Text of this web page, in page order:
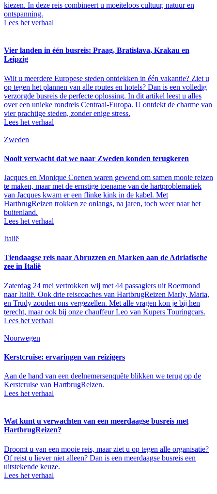
kiezen. In deze reis combineert u moeiteloos cultuur, natuur en
ontspanning.
Lees het verhaal
Vier landen in één busreis: Praag, Bratislava, Krakau en
Leipzig
Wilt u meerdere Europese steden ontdekken in één vakantie? Ziet u
op tegen het plannen van alle routes en hotels? Dan is een volledig
verzorgde busreis de perfecte oplossing. In dit artikel leest u alles
over een unieke rondreis Centraal-Europa. U ontdekt de charme van
vier prachtige steden, zonder enige stress.
Lees het verhaal
Zweden
Nooit verwacht dat we naar Zweden konden terugkeren
Jacques en Monique Coenen waren gewend om samen mooie reizen
te maken, maar met de ernstige toename van de hartproblematiek
van Jacques kwam er een flinke kink in de kabel. Met
HartbrugReizen trokken ze onlangs, na jaren, toch weer naar het
buitenland.
Lees het verhaal
Italië
Tiendaagse reis naar Abruzzen en Marken aan de Adriatische
zee in Italië
Zaterdag 24 mei vertrokken wij met 44 passagiers uit Roermond
naar Italië. Ook drie reiscoaches van HartbrugReizen Marly, Maria,
en Trudy zouden ons vergezellen. Met alle vragen kon je bij hen
terecht, maar ook bij onze chauffeur Leo van Kupers Touringcars.
Lees het verhaal
Noorwegen
Kerstcruise: ervaringen van reizigers
Aan de hand van een deelnemersenquête blikken we terug op de
Kerstcruise van HartbrugReizen.
Lees het verhaal
Wat kunt u verwachten van een meerdaagse busreis met
HartbrugReizen?
Droomt u van een mooie reis, maar ziet u op tegen alle organisatie?
Of reist u liever niet alleen? Dan is een meerdaagse busreis een
uitstekende keuze.
Lees het verhaal